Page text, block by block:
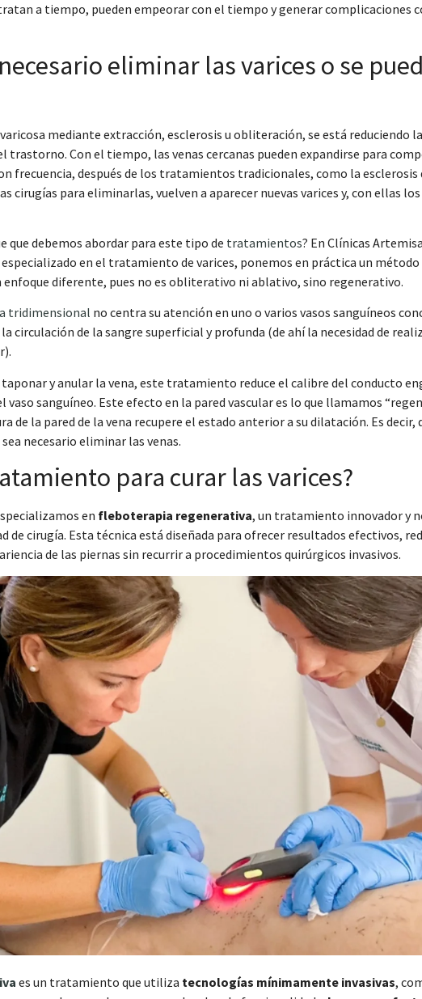
Consentimiento
web usa cookies
de este sitio web se usan para personalizar el contenido y los
el tráfico. Además, compartimos información sobre el uso que haga del
publicidad y análisis web, quienes pueden combinarla con otra
recopilado a partir del uso que haya hecho de sus servicios.
Preferencias Estadística
a tiempo, pueden empeorar con el tiempo y generar complicaciones
eliminar las varices o se
mediante extracción, esclerosis u obliteración, se está reduciendo
Con el tiempo, las venas cercanas pueden expandirse para
frecuencia, después de los tratamientos tradicionales, como la esclerosis
cirugías para eliminarlas, vuelven a aparecer nuevas varices y, con ellas
que debemos abordar para este tipo de tratamientos? En Clínicas
especializado en el tratamiento de varices, ponemos en práctica un
enfoque diferente, pues no es obliterativo ni ablativo, sino regenerativo.
tridimensional no centra su atención en uno o varios vasos sanguíneos
circulación de la sangre superficial y profunda (de ahí la necesidad de
taponar y anular la vena, este tratamiento reduce el calibre del conducto
sanguíneo. Este efecto en la pared vascular es lo que llamamos
de la pared de la vena recupere el estado anterior a su dilatación. Es decir,
necesario eliminar las venas.
para curar las varices?
en fleboterapia regenerativa, un tratamiento innovador y
de cirugía. Esta técnica está diseñada para ofrecer resultados efectivos,
de las piernas sin recurrir a procedimientos quirúrgicos invasivos.
es un tratamiento que utiliza tecnologías mínimamente invasivas,